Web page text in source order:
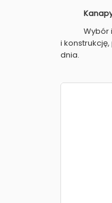
i
dnia.